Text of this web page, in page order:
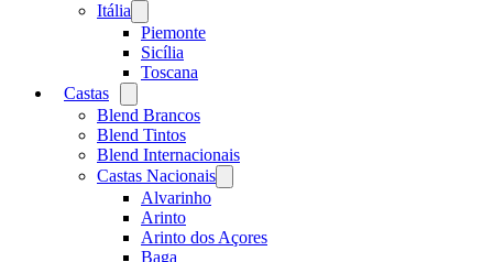
Itália
menu
Piemonte
Sicília
Toscana
Castas
menu
Blend Brancos
Blend Tintos
Blend Internacionais
Castas Nacionais
menu
Alvarinho
Arinto
Arinto dos Açores
Baga